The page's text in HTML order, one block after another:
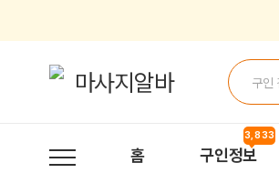
홈 구인정보
3,833